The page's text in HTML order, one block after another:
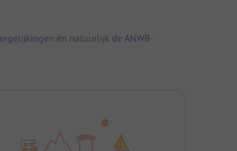
én natuurlijk de ANWB-